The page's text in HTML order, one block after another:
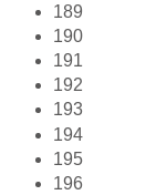
189
190
191
192
193
194
195
196